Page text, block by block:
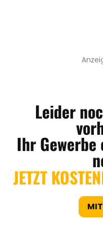
Leider
Ihr
JETZT